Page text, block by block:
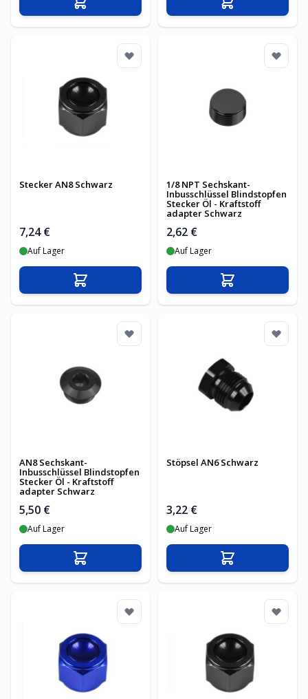
In den Warenkorb In den
Stecker AN8 Schwarz
7,24 €
Auf Lager
In den Warenkorb
1/8 NPT Sechskant-
Inbusschlüssel Blindstopfen
Stecker Öl - Kraftstoff
adapter Schwarz
2,62 €
Auf Lager
In den
AN8 Sechskant-
Inbusschlüssel Blindstopfen
Stecker Öl - Kraftstoff
adapter Schwarz
5,50 €
Auf Lager
In den Warenkorb
Stöpsel AN6 Schwarz
3,22 €
Auf Lager
In den